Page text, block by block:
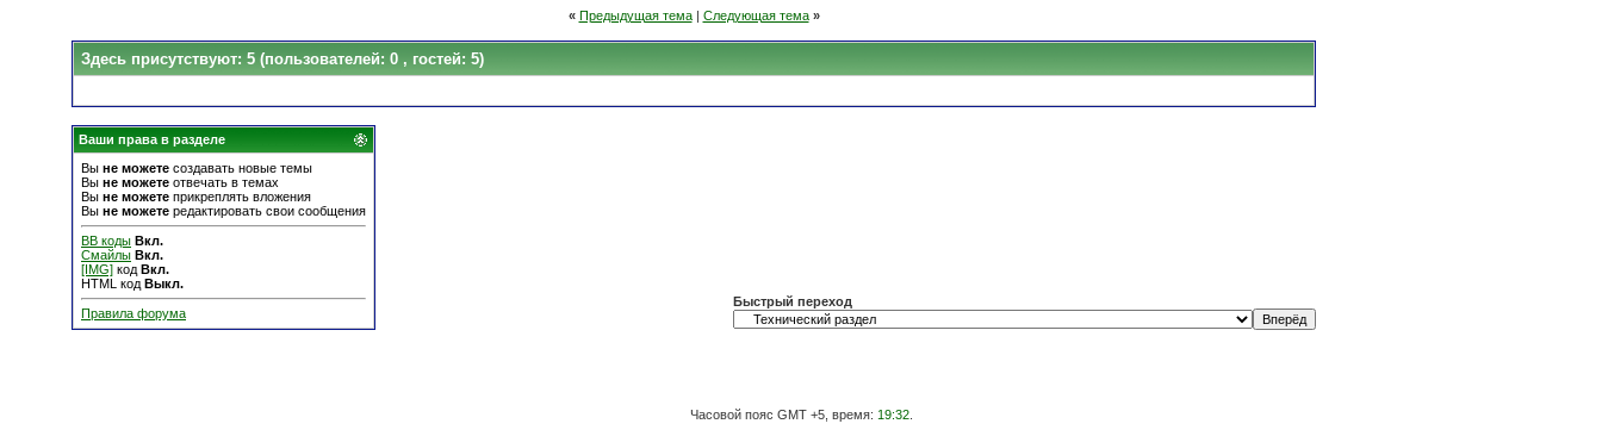
« Предыдущая тема| Следующая тема »
Здесь присутствуют: 5 (пользователей: 0 , гостей: 5)
Ваши права в разделе
Вы не можете создавать новые темы
Вы не можете отвечать в темах
Вы не можете прикреплять вложения
Вы не можете редактировать свои сообщения
BB коды Вкл.
Смайлы Вкл.
[IMG] код Вкл.
HTML код Выкл.
Правила форума
Быстрый переход
Часовой пояс GMT +5, время: 19:32.